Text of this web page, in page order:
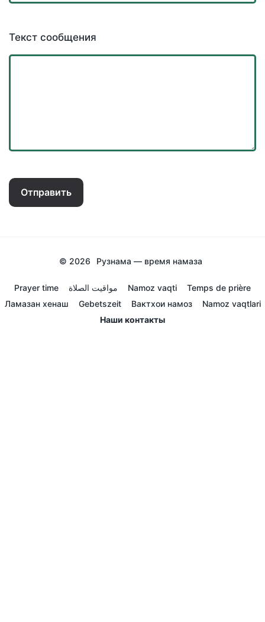
Текст сообщения
Отправить
© 2026 Рузнама — время намаза
Prayer time مواقيت الصلاة Namoz vaqti
Temps de prière
Ламазан хенаш
Gebetszeit Вактхои намоз
Namoz vaqtlari
Наши контакты